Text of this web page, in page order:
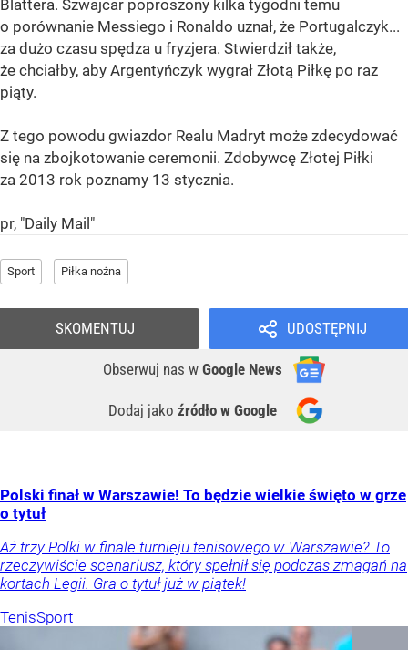
Blattera. Szwajcar poproszony kilka tygodni temu
o porównanie Messiego i Ronaldo uznał, że Portugalczyk...
za dużo czasu spędza u fryzjera. Stwierdził także,
że chciałby, aby Argentyńczyk wygrał Złotą Piłkę po raz
piąty.
Z tego powodu gwiazdor Realu Madryt może zdecydować
się na zbojkotowanie ceremonii. Zdobywcę Złotej Piłki
za 2013 rok poznamy 13 stycznia.
pr, "Daily Mail"
Sport Piłka nożna
UDOSTĘPNIJ
Obserwuj nas w Google News
Dodaj jako źródło w Google
SKOMENTUJ
Polski finał w Warszawie! To będzie wielkie święto w grze
o tytuł
Aż trzy Polki w finale turnieju tenisowego w Warszawie? To
rzeczywiście scenariusz, który spełnił się podczas zmagań na
kortach Legii. Gra o tytuł już w piątek!
TenisSport